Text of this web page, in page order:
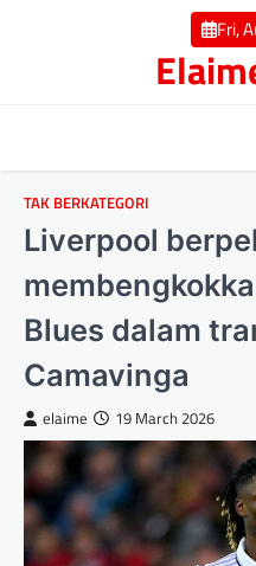
Fri,
TAK BERKATEGORI
Liverpool
Blues dalam
Camavinga
elaime 19 March 2026